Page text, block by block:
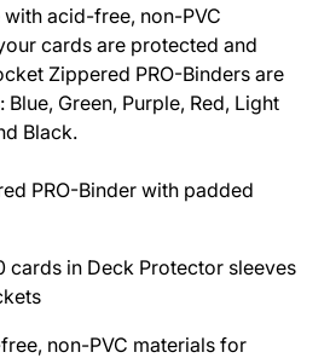
with acid-free, non-PVC
cards are protected and
Zippered PRO-Binders are
Green, Purple, Red, Light
Black.
PRO-Binder with padded
cards in Deck Protector sleeves
non-PVC materials for